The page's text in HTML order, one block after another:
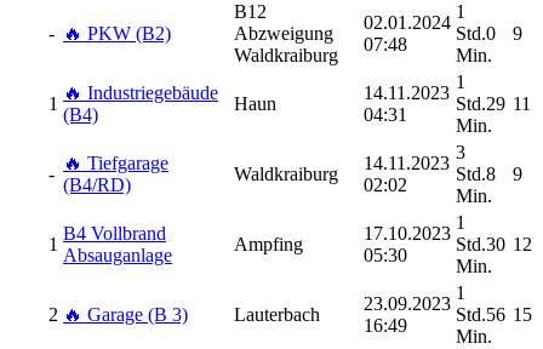
- 🔥 PKW (B2)
B12
Abzweigung
Waldkraiburg
02.01.2024
07:48
1
Std.0
Min.
9
1
🔥 Industriegebäude
(B4)
Haun
14.11.2023
04:31
1
Std.29
Min.
11
-
🔥 Tiefgarage
(B4/RD)
Waldkraiburg
14.11.2023
02:02
3
Std.8
Min.
9
1
B4 Vollbrand
Absauganlage
Ampfing
17.10.2023
05:30
1
Std.30
Min.
12
2 🔥 Garage (B 3) Lauterbach
23.09.2023
16:49
1
Std.56
Min.
15